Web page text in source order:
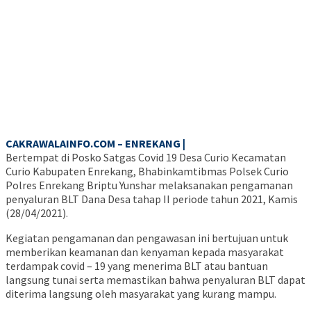
CAKRAWALAINFO.COM – ENREKANG |
Bertempat di Posko Satgas Covid 19 Desa Curio Kecamatan
Curio Kabupaten Enrekang, Bhabinkamtibmas Polsek Curio
Polres Enrekang Briptu Yunshar melaksanakan pengamanan
penyaluran BLT Dana Desa tahap II periode tahun 2021, Kamis
(28/04/2021).
Kegiatan pengamanan dan pengawasan ini bertujuan untuk
memberikan keamanan dan kenyaman kepada masyarakat
terdampak covid – 19 yang menerima BLT atau bantuan
langsung tunai serta memastikan bahwa penyaluran BLT dapat
diterima langsung oleh masyarakat yang kurang mampu.